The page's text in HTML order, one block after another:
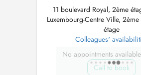
11 boulevard Royal, 2ème
Luxembourg-Centre Ville,
étage
Colleagues'
No appointments
Call to book